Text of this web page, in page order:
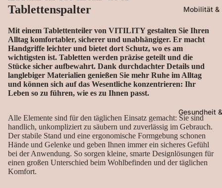
Mobilität &
Gesundheit
Tablettenspalter
Mit einem Tablettenteiler von VITILITY gestalten Sie Ihren
Alltag komfortabler, sicherer und unabhängiger. Er macht
Handgriffe leichter und bietet dort Schutz, wo es am
wichtigsten ist. Tabletten werden präzise geteilt und die
Stücke sicher aufbewahrt. Dank durchdachter Details und
langlebiger Materialien genießen Sie mehr Ruhe im Alltag
und können sich auf das Wesentliche konzentrieren: Ihr
Leben so zu führen, wie es zu Ihnen passt.
Alle Elemente sind für den täglichen Einsatz gemacht: Sie sind
handlich, unkompliziert zu säubern und zuverlässig im Gebrauch.
Der stabile Stand und eine ergonomische Formgebung schonen
Hände und Gelenke und geben Ihnen immer ein sicheres Gefühl
bei der Anwendung. So sorgen kleine, smarte Designlösungen für
einen großen Unterschied beim Wohlbefinden und der täglichen
Komfort.